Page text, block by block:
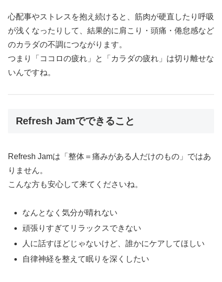
心配事やストレスを抱え続けると、筋肉が硬直したり呼吸
が浅くなったりして、結果的に肩こり・頭痛・倦怠感など
のカラダの不調につながります。
つまり「ココロの疲れ」と「カラダの疲れ」は切り離せな
いんですね。
Refresh Jamでできること
Refresh Jamは「整体＝痛みがある人だけのもの」ではあ
りません。
こんな方も安心して来てくださいね。
なんとなく気分が晴れない
頑張りすぎてリラックスできない
人に話すほどじゃないけど、誰かにケアしてほしい
自律神経を整えて眠りを深くしたい